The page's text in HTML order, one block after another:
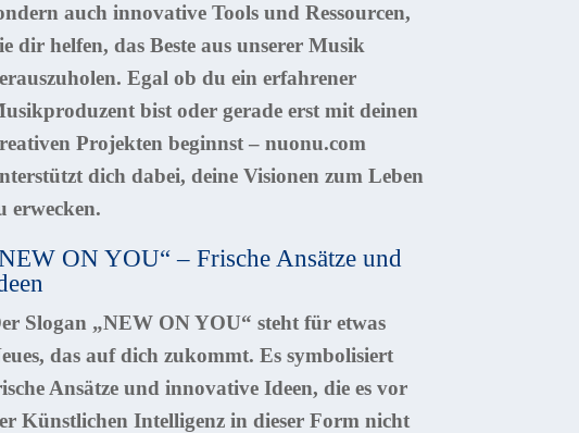
auch innovative Tools und Ressourcen,
dir helfen, das Beste aus unserer Musik
Egal ob du ein erfahrener
bist oder gerade erst mit deinen
Projekten beginnst – nuonu.com
dich dabei, deine Visionen zum Leben
erwecken.
ON YOU“ – Frische Ansätze und
Slogan „NEW ON YOU“ steht für etwas
das auf dich zukommt. Es symbolisiert
Ansätze und innovative Ideen, die es vor
Künstlichen Intelligenz in dieser Form nicht